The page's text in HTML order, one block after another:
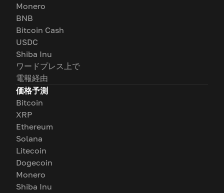
Monero
BNB
Bitcoin Cash
USDC
Shiba Inu
ワードプレス上で
電報経由
価格予測
Bitcoin
XRP
Ethereum
Solana
Litecoin
Dogecoin
Monero
Shiba Inu